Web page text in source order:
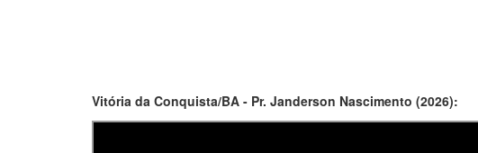
Vitória da Conquista/BA - Pr. Janderson Nascimento (2026):